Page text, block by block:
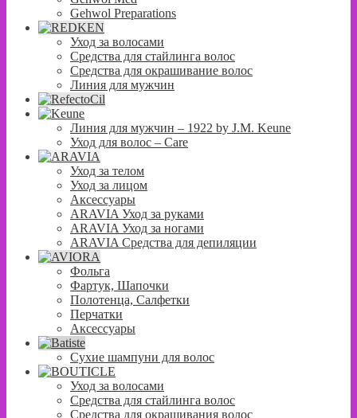
Gehwol Preparations
Уход за волосами
Средства для стайлинга волос
Средства для окрашивание волос
Линия для мужчин
Линия для мужчин – 1922 by J.M. Keune
Уход для волос – Сare
Уход за телом
Уход за лицом
Аксессуары
ARAVIA Уход за руками
ARAVIA Уход за ногами
ARAVIA Средства для депиляции
Фольга
Фартук, Шапочки
Полотенца, Салфетки
Перчатки
Аксессуары
Сухие шампуни для волос
Уход за волосами
Средства для стайлинга волос
Средства для окрашивания волос